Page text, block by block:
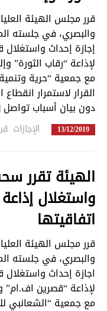
قرر مجلس الهيئة
إجازة إحداث واستغلال
لإذاعة “رقاب الثورة”
القرار لاستمرار
دون بيان أسباب
13/12/2019 الإجازات
الهيئة تقرر
واستغلال
اتفاقيتها
قرر مجلس الهيئة
اجازة إحداث واستغلال
لإذاعة “قصرين اف.ام”
مع جمعية “الشعانبي